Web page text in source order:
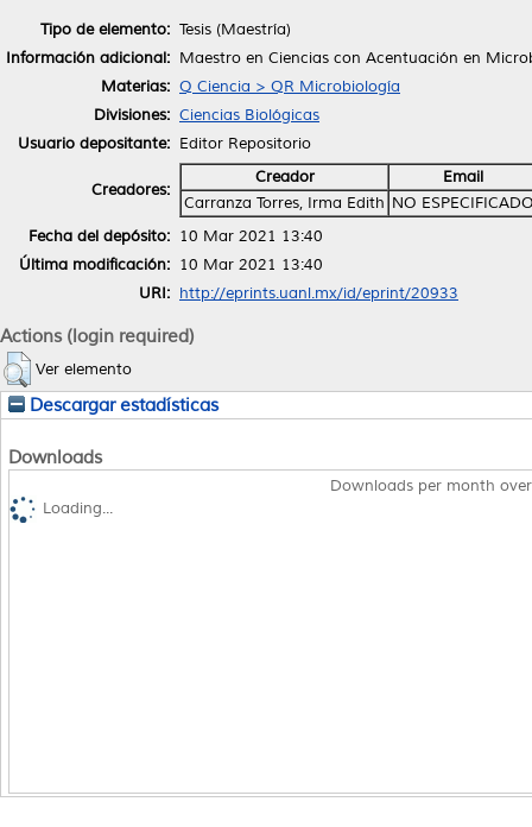
Tipo de elemento: Tesis (Maestría)
Información adicional: Maestro en Ciencias con Acentuación en
Materias: Q Ciencia > QR Microbiología
Divisiones: Ciencias Biológicas
Usuario depositante: Editor Repositorio
Creadores:
Creador
Email
Carranza Torres, Irma Edith NO
Fecha del depósito: 10 Mar 2021 13:40
Última modificación: 10 Mar 2021 13:40
URI: http://eprints.uanl.mx/id/eprint/20933
Actions (login required)
Ver elemento
Descargar estadísticas
Downloads
Downloads per month
Loading...